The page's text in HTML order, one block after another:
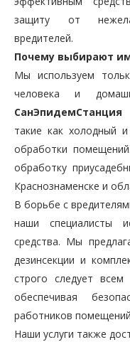
защиту от
вредителей.
Почему выбирают
Мы используем
человека и
СанЭпидемСтанция
такие как холодный
обработки
обработку
Краснознаменске и
В борьбе с
наши специалисты
средства. Мы
дезинсекции и
строго следует
обеспечивая
работников
Наши услуги также